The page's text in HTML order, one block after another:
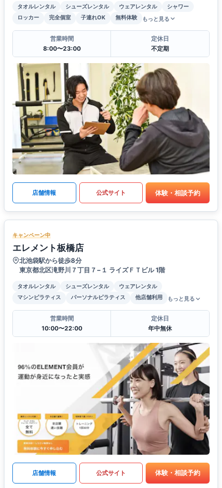
タオルレンタル シューズレンタル ウェアレンタル
シャワー
ロッカー
完全個室 子連れOK 無料体験 もっと見る
営業時間
8:00〜23:00
定休日
不定期
店舗情報 公式サイト 体験・相談予約
キャンペーン中
エレメント板橋店
北池袋駅から徒歩8分
東京都北区滝野川７丁目７−１ ライズＦＴビル 1階
タオルレンタル シューズレンタル
ウェアレンタル
マシンピラティス
パーソナルピラティス 他店舗利用 もっと見る
営業時間
10:00〜22:00
定休日
年中無休
店舗情報 公式サイト 体験・相談予約